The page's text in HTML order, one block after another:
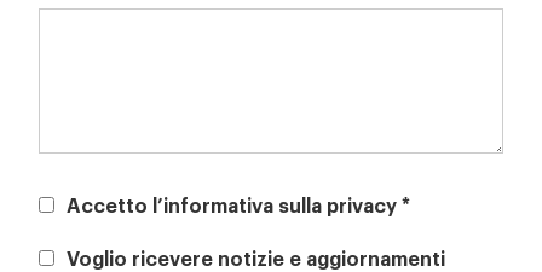
Accetto l’informativa sulla privacy *
Voglio ricevere notizie e aggiornamenti